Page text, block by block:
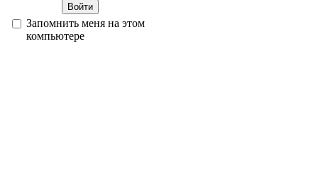
Запомнить меня на этом
компьютере